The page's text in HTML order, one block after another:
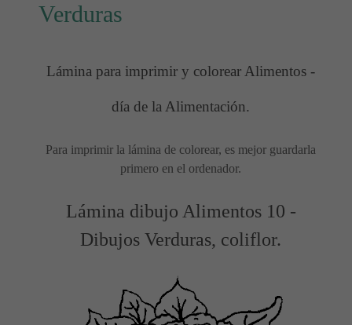
Verduras
Lámina para imprimir y colorear Alimentos -
día de la Alimentación.
Para imprimir la lámina de colorear, es mejor guardarla
primero en el ordenador.
Lámina dibujo Alimentos 10 -
Dibujos Verduras, coliflor.